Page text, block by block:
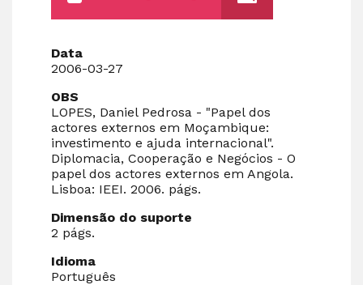
Data
2006-03-27
OBS
LOPES, Daniel Pedrosa - "Papel dos
actores externos em Moçambique:
investimento e ajuda internacional".
Diplomacia, Cooperação e Negócios - O
papel dos actores externos em Angola.
Lisboa: IEEI. 2006. págs.
Dimensão do suporte
2 págs.
Idioma
Português